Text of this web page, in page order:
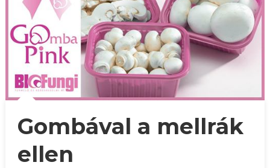
Gombával a mellrák
ellen